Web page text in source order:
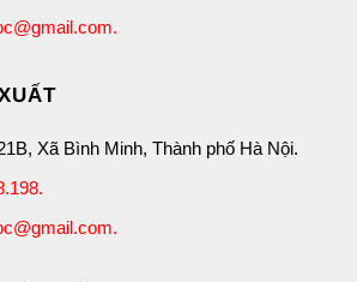
Xã Bình Minh, Thành phố Hà Nội.
.